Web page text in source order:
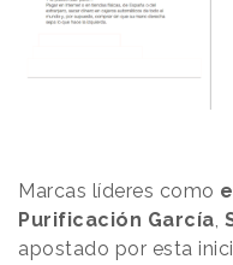
Marcas líderes como
Purificación García,
apostado por esta